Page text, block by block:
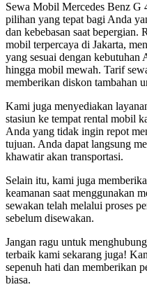
Sewa Mobil Mercedes Benz G
pilihan yang tepat bagi Anda
dan kebebasan saat bepergian.
mobil terpercaya di Jakarta,
yang sesuai dengan
hingga mobil mewah. Tarif
memberikan diskon tambahan
Kami juga menyediakan
stasiun ke tempat rental mobil
Anda yang tidak ingin repot
tujuan. Anda dapat langsung
khawatir akan transportasi.
Selain itu, kami juga
keamanan saat menggunakan
sewakan telah melalui proses
sebelum disewakan.
Jangan ragu untuk
terbaik kami sekarang juga!
sepenuh hati dan memberikan
biasa.